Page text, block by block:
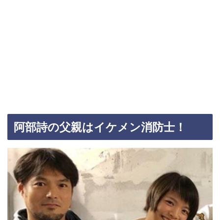
阿部詩の父親はイケメン消防士！